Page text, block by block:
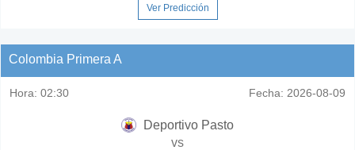
Ver Predicción
Colombia Primera A
Hora: 02:30 Fecha: 2026-08-09
Deportivo Pasto
vs